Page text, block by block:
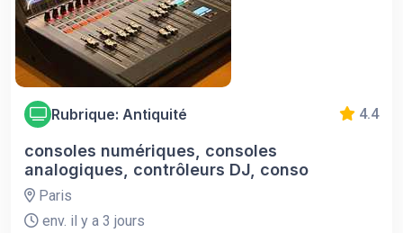
Rubrique: Antiquité 4.4
consoles numériques, consoles
analogiques, contrôleurs DJ, conso
Paris
env. il y a 3 jours